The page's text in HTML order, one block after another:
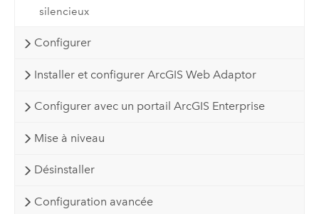
silencieux
Configurer
Installer et configurer ArcGIS Web Adaptor
Configurer avec un portail ArcGIS Enterprise
Mise à niveau
Désinstaller
Configuration avancée